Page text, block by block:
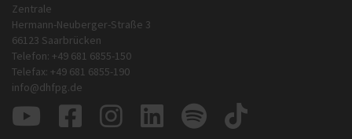
Zentrale
Hermann-Neuberger-Straße 3
66123 Saarbrücken
Telefon: +49 681 6855-150
Telefax: +49 681 6855-190
info@dhfpg.de